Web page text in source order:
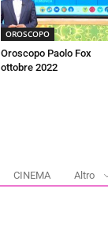
OROSCOPO
Oroscopo Paolo Fox
ottobre 2022
CINEMA Altro